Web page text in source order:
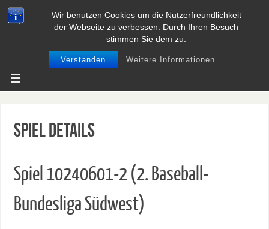
Wir benutzen Cookies um die Nutzerfreundlichkeit
der Webseite zu verbessen. Durch Ihren Besuch
stimmen Sie dem zu.
Verstanden Weitere Informationen
BASEBALL UND SOFTBALL IN
NIEDERSACHSEN
Spiel Details
Spiel 10240601-2 (2. Baseball-
Bundesliga Südwest)